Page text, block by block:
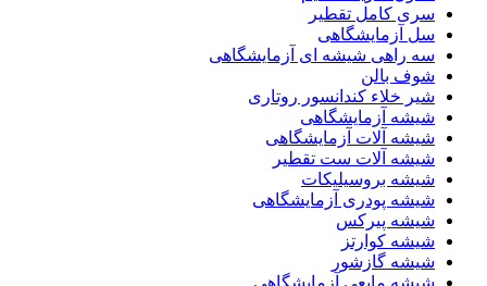
سری کامل تقطیر
سل آزمایشگاهی
سه راهی شیشه ای آزمایشگاهی
شوف بالن
شیر خلاء کندانسور روتاری
شیشه آزمایشگاهی
شیشه آلات آزمایشگاهی
شیشه آلات ست تقطیر
شیشه بروسیلیکات
شیشه پودری آزمایشگاهی
شیشه پیرکس
شیشه کوارتز
شیشه گازشور
شیشه مایعی آزمایشگاهی